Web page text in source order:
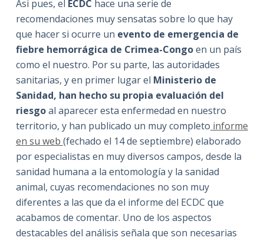
Asi pues, el ECDC hace una serie de
recomendaciones muy sensatas sobre lo que hay
que hacer si ocurre un evento de emergencia de
fiebre hemorrágica de Crimea-Congoen un país
como el nuestro. Por su parte, las autoridades
sanitarias, y en primer lugar el Ministerio de
Sanidad, han hecho su propia evaluación del
riesgoal aparecer esta enfermedad en nuestro
territorio, y han publicado un muy completo informe
en su web (fechado el 14 de septiembre) elaborado
por especialistas en muy diversos campos, desde la
sanidad humana a la entomología y la sanidad
animal, cuyas recomendaciones no son muy
diferentes a las que da el informe del ECDC que
acabamos de comentar. Uno de los aspectos
destacables del análisis señala que son necesarias